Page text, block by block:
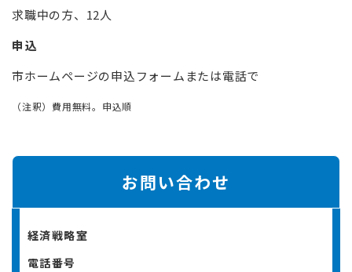
求職中の方、12人
申込
市ホームページの申込フォームまたは電話で
（注釈）費用無料。申込順
お問い合わせ
経済戦略室
電話番号